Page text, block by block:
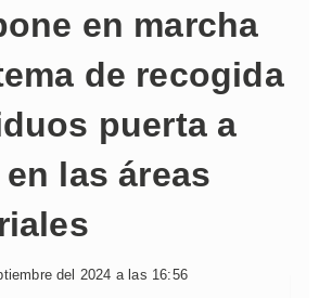
en marcha
de recogida
puerta a
las áreas
del 2024 a las 16:56